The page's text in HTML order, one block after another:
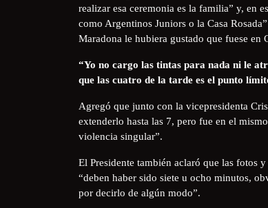
realizar esa ceremonia es la familia” y, en
como Argentinos Juniors o la Casa
Maradona le hubiera gustado que fuese en
“Yo no cargo las tintas para nada ni le
que las cuatro de la tarde es el punto
Agregó que junto con la vicepresidenta
extenderlo hasta las 7, pero fue en el
violencia singular”.
El Presidente también aclaró que las fotos
“deben haber sido siete u ocho minutos,
por decirlo de algún modo”.